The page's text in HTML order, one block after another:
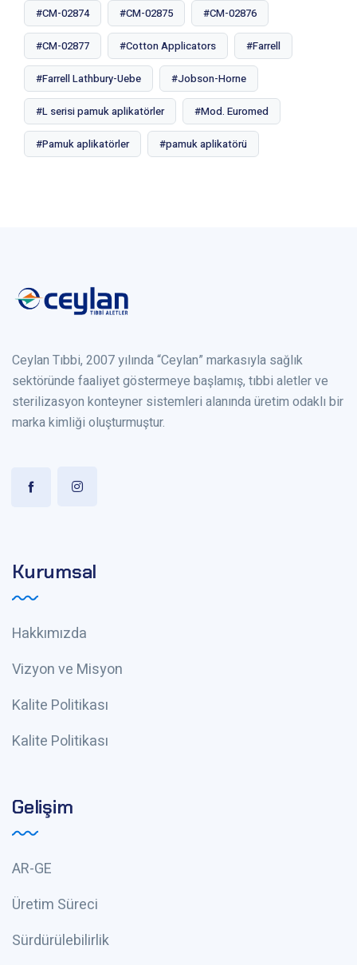
#CM-02874 #CM-02875 #CM-02876
#CM-02877 #Cotton Applicators #Farrell
#Farrell Lathbury-Uebe #Jobson-Horne
#L serisi pamuk aplikatörler #Mod. Euromed
#Pamuk aplikatörler #pamuk aplikatörü
Ceylan Tıbbi, 2007 yılında “Ceylan” markasıyla sağlık
sektöründe faaliyet göstermeye başlamış, tıbbi aletler ve
sterilizasyon konteyner sistemleri alanında üretim odaklı bir
marka kimliği oluşturmuştur.
Kurumsal
Hakkımızda
Vizyon ve Misyon
Kalite Politikası
Kalite Politikası
Gelişim
AR-GE
Üretim Süreci
Sürdürülebilirlik